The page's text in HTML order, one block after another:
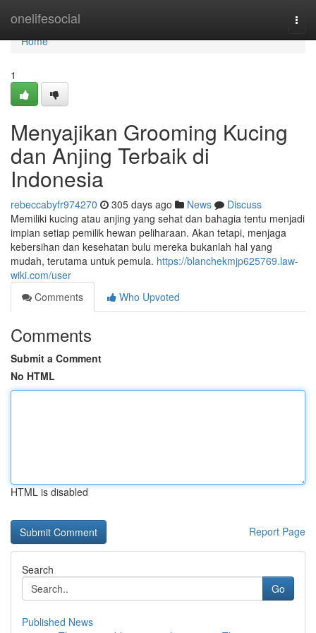
onelifesocial
Home
Home
1
Menyajikan Grooming Kucing
dan Anjing Terbaik di
Indonesia
rebeccabyfr974270 305 days ago News
Discuss
Memiliki kucing atau anjing yang sehat dan bahagia tentu menjadi
impian setiap pemilik hewan peliharaan. Akan tetapi, menjaga
kebersihan dan kesehatan bulu mereka bukanlah hal yang
mudah, terutama untuk pemula. https://blanchekmjp625769.law-
wiki.com/user
Comments
Who Upvoted
Comments
Submit a Comment
No HTML
HTML is disabled
Report Page
Search
Go
Published News